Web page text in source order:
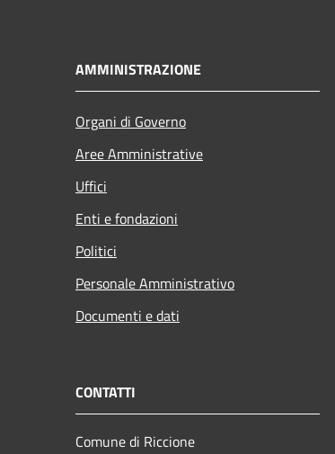
AMMINISTRAZIONE
Organi di Governo
Aree Amministrative
Uffici
Enti e fondazioni
Politici
Personale Amministrativo
Documenti e dati
CONTATTI
Comune di Riccione